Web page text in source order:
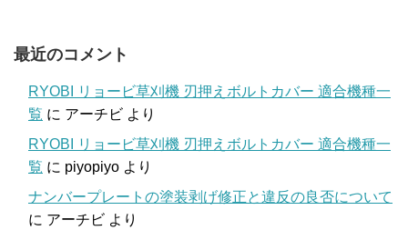
最近のコメント
RYOBI リョービ草刈機 刃押えボルトカバー 適合機種一
覧 に アーチビ より
RYOBI リョービ草刈機 刃押えボルトカバー 適合機種一
覧 に piyopiyo より
ナンバープレートの塗装剥げ修正と違反の良否について
に アーチビ より